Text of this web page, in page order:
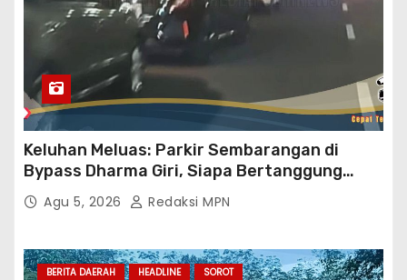
Keluhan Meluas: Parkir Sembarangan di
Bypass Dharma Giri, Siapa Bertanggung
Jawab?
Agu 5, 2026 Redaksi MPN
BERITA DAERAH HEADLINE SOROT